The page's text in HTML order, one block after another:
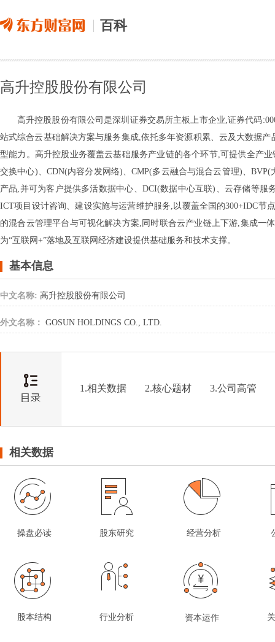
百科
高升控股股份有限公司
高升控股股份有限公司是深圳证券交易所主板上市企业,证券代码
站式综合云基础解决方案与服务集成,依托多年资源积累、云及大数据
型能力。高升控股业务覆盖云基础服务产业链的各个环节,可提供全产
交换中心)、CDN(内容分发网络)、CMP(多云融合与混合云管理)、
产品,并可为客户提供多活数据中心、DCI(数据中心互联)、云存储等
ICT项目设计咨询、建设实施与运营维护服务,以覆盖全国的300+IDC节
的混合云管理平台与可视化解决方案,同时联合云产业链上下游,集成
为“互联网+”落地及互联网经济建设提供基础服务和技术支撑。
基本信息
中文名称: 高升控股股份有限公司
外文名称： GOSUN HOLDINGS CO., LTD.
1.相关数据 2.核心题材 3.公司高管
相关数据
操盘必读 股东研究 经营分析
股本结构 行业分析 资本运作